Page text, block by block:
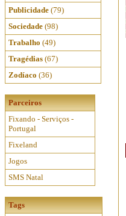
Publicidade (79)
Sociedade (98)
Trabalho (49)
Tragédias (67)
Zodíaco (36)
Parceiros
Fixando - Serviços -
Portugal
Fixeland
Jogos
SMS Natal
Tags